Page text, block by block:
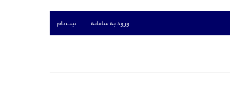
ورود به سامانه ثبت نام